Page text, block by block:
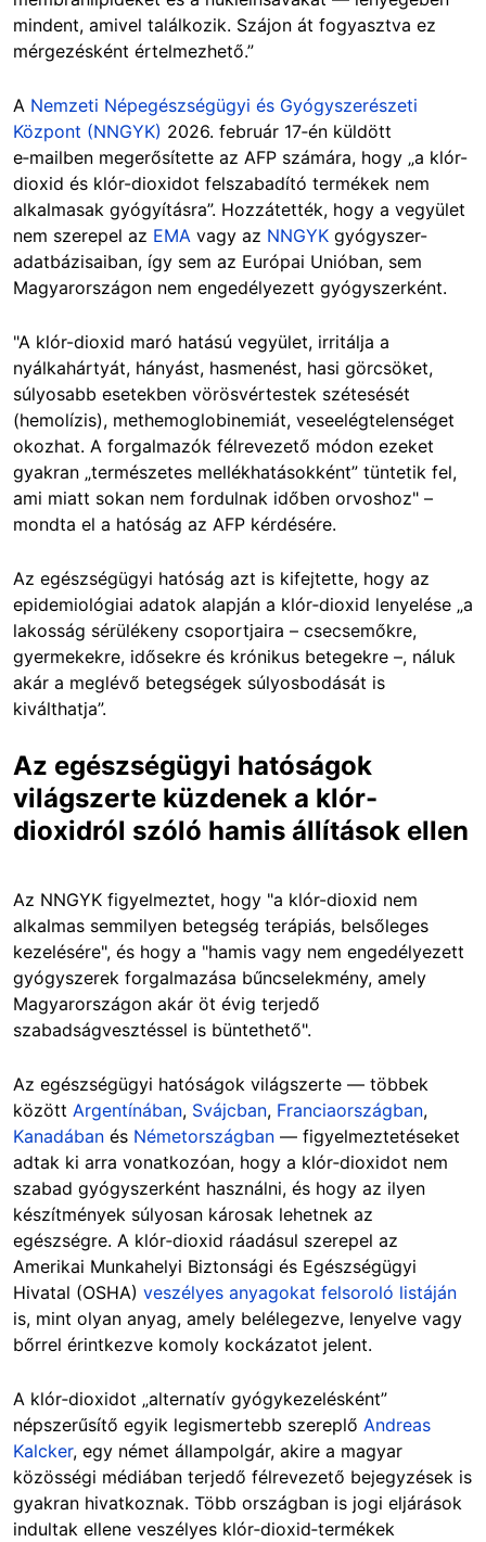
mindent, amivel találkozik. Szájon át fogyasztva ez
mérgezésként értelmezhető.”
A Nemzeti Népegészségügyi és Gyógyszerészeti
Központ (NNGYK) 2026. február 17‑én küldött
e‑mailben megerősítette az AFP számára, hogy „a klór-
dioxid és klór-dioxidot felszabadító termékek nem
alkalmasak gyógyításra”. Hozzátették, hogy a vegyület
nem szerepel az EMA vagy az NNGYK gyógyszer-
adatbázisaiban, így sem az Európai Unióban, sem
Magyarországon nem engedélyezett gyógyszerként.
"A klór-dioxid maró hatású vegyület, irritálja a
nyálkahártyát, hányást, hasmenést, hasi görcsöket,
súlyosabb esetekben vörösvértestek szétesését
(hemolízis), methemoglobinemiát, veseelégtelenséget
okozhat. A forgalmazók félrevezető módon ezeket
gyakran „természetes mellékhatásokként” tüntetik fel,
ami miatt sokan nem fordulnak időben orvoshoz" –
mondta el a hatóság az AFP kérdésére.
Az egészségügyi hatóság azt is kifejtette, hogy az
epidemiológiai adatok alapján a klór‑dioxid lenyelése „a
lakosság sérülékeny csoportjaira – csecsemőkre,
gyermekekre, idősekre és krónikus betegekre –, náluk
akár a meglévő betegségek súlyosbodását is
kiválthatja”.
Az egészségügyi hatóságok
világszerte küzdenek a klór-
dioxidról szóló hamis állítások ellen
Az NNGYK figyelmeztet, hogy "a klór-dioxid nem
alkalmas semmilyen betegség terápiás, belsőleges
kezelésére", és hogy a "hamis vagy nem engedélyezett
gyógyszerek forgalmazása bűncselekmény, amely
Magyarországon akár öt évig terjedő
szabadságvesztéssel is büntethető".
Az egészségügyi hatóságok világszerte — többek
között Argentínában, Svájcban, Franciaországban,
Kanadában és Németországban — figyelmeztetéseket
adtak ki arra vonatkozóan, hogy a klór‑dioxidot nem
szabad gyógyszerként használni, és hogy az ilyen
készítmények súlyosan károsak lehetnek az
egészségre. A klór‑dioxid ráadásul szerepel az
Amerikai Munkahelyi Biztonsági és Egészségügyi
Hivatal (OSHA) veszélyes anyagokat felsoroló listáján
is, mint olyan anyag, amely belélegezve, lenyelve vagy
bőrrel érintkezve komoly kockázatot jelent.
A klór‑dioxidot „alternatív gyógykezelésként”
népszerűsítő egyik legismertebb szereplő Andreas
Kalcker, egy német állampolgár, akire a magyar
közösségi médiában terjedő félrevezető bejegyzések is
gyakran hivatkoznak. Több országban is jogi eljárások
indultak ellene veszélyes klór‑dioxid‑termékek